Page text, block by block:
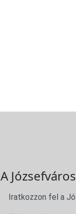
A
Iratkozzon fel a